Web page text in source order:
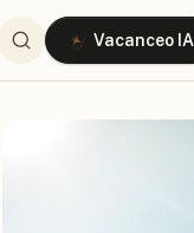
Vacanceo IA